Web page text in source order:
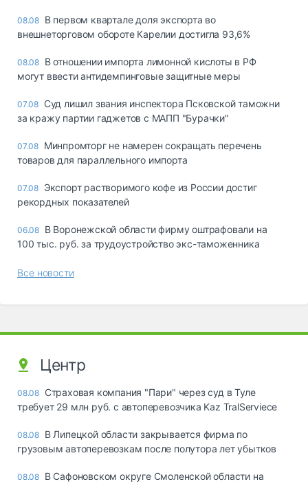
08.08 В первом квартале доля экспорта во
внешнеторговом обороте Карелии достигла 93,6%
08.08 В отношении импорта лимонной кислоты в РФ
могут ввести антидемпинговые защитные меры
07.08 Суд лишил звания инспектора Псковской таможни
за кражу партии гаджетов с МАПП "Бурачки"
07.08 Минпромторг не намерен сокращать перечень
товаров для параллельного импорта
07.08 Экспорт растворимого кофе из России достиг
рекордных показателей
06.08 В Воронежской области фирму оштрафовали на
100 тыс. руб. за трудоустройство экс-таможенника
Все новости
Центр
08.08 Страховая компания "Пари" через суд в Туле
требует 29 млн руб. с автоперевозчика Kaz TralServiece
08.08 В Липецкой области закрывается фирма по
грузовым автоперевозкам после полутора лет убытков
08.08 В Сафоновском округе Смоленской области на